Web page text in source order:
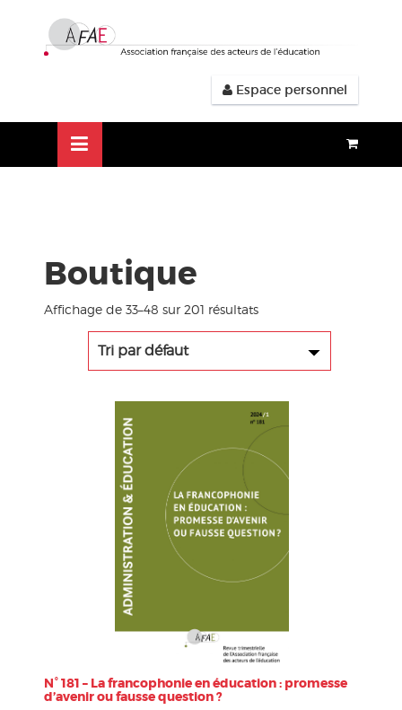
contenu
Espace personnel
Boutique
Affichage de 33–48 sur 201 résultats
N° 181 – La francophonie en éducation : promesse
d’avenir ou fausse question ?